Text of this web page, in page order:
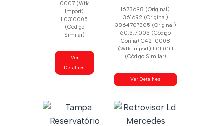
0007 (Wtk
Import)
L0310005
(Código
Similar)
Ver
Detalhes
1673698 (Original)
361692 (Original)
3864707305 (Original)
60.3.7.003 (Código
Confia) C42-0008
(Wtk Import) L0110011
(Código Similar)
Ver Detalhes